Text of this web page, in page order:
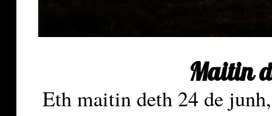
Maitin
Eth maitin deth 24 de